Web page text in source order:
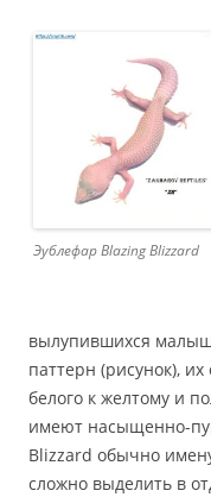
Эублефар Blazing Blizzard
вылупившихся
паттерн (рисунок),
белого к желтому и
имеют насыщенно-
Blizzard обычно
сложно выделить в